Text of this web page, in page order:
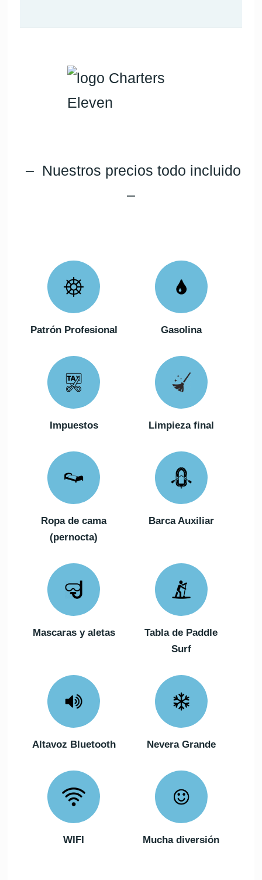
inmejorable. Sin duda un plus para
atardecer mágico. 200% recomendable"
– Nuestros precios todo incluido
–
Patrón Profesional Gasolina
Impuestos Limpieza final
Ropa de cama
(pernocta)
Barca Auxiliar
Mascaras y aletas
Tabla de Paddle
Surf
Altavoz Bluetooth Nevera Grande
WIFI Mucha diversión